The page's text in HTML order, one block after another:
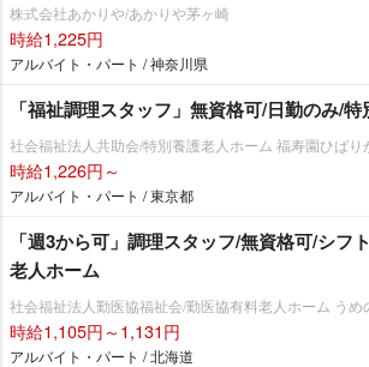
株式会社あかりや/あかりや茅ヶ崎
時給1,225円
アルバイト・パート / 神奈川県
「福祉調理スタッフ」無資格可/日勤のみ/
社会福祉法人共助会/特別養護老人ホーム 福寿園ひばり
時給1,226円～
アルバイト・パート / 東京都
「週3から可」調理スタッフ/無資格可/シフ
老人ホーム
社会福祉法人勤医協福祉会/勤医協有料老人ホーム うめ
時給1,105円～1,131円
アルバイト・パート / 北海道